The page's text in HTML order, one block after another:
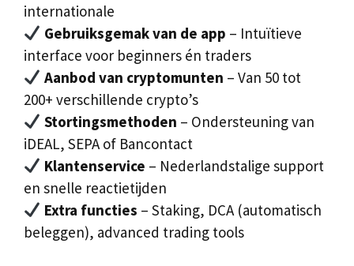
internationale
Gebruiksgemak van de app – Intuïtieve
interface voor beginners én traders
Aanbod van cryptomunten – Van 50 tot
200+ verschillende crypto’s
Stortingsmethoden – Ondersteuning van
iDEAL, SEPA of Bancontact
Klantenservice – Nederlandstalige support
en snelle reactietijden
Extra functies – Staking, DCA (automatisch
beleggen), advanced trading tools